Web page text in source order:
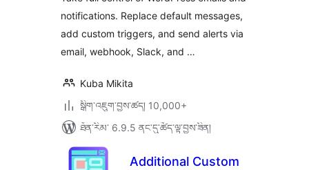
WordPress
notifications. Replace default messages,
add custom triggers, and send alerts via
email, webhook, Slack, and …
Kuba Mikita
སྒྲིག་འཇུག་བྱས་ཚད། 10,000+
ཐོན་རིམ་ 6.9.5 ནང་དུ་ཚོད་ལྟ་བྱས་ཟིན།
Additional Custom